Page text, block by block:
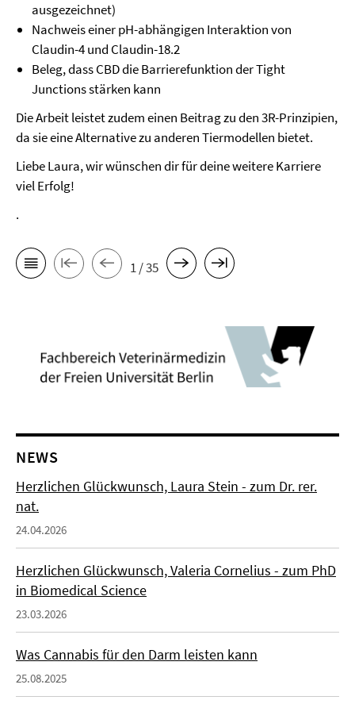
ausgezeichnet)
Nachweis einer pH-abhängigen Interaktion von
Claudin-4 und Claudin-18.2
Beleg, dass CBD die Barrierefunktion der Tight
Junctions stärken kann
Die Arbeit leistet zudem einen Beitrag zu den 3R-Prinzipien,
da sie eine Alternative zu anderen Tiermodellen bietet.
Liebe Laura, wir wünschen dir für deine weitere Karriere
viel Erfolg!
.
1 / 35
NEWS
Herzlichen Glückwunsch, Laura Stein - zum Dr. rer.
nat.
24.04.2026
Herzlichen Glückwunsch, Valeria Cornelius - zum PhD
in Biomedical Science
23.03.2026
Was Cannabis für den Darm leisten kann
25.08.2025